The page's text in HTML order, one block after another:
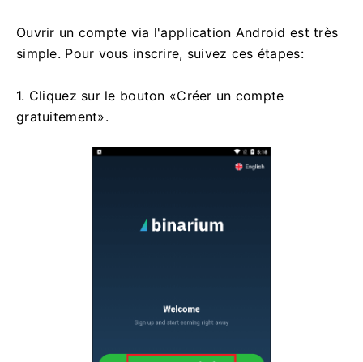
Ouvrir un compte via l'application Android est très
simple. Pour vous inscrire, suivez ces étapes:
1. Cliquez sur le bouton «Créer un compte
gratuitement».